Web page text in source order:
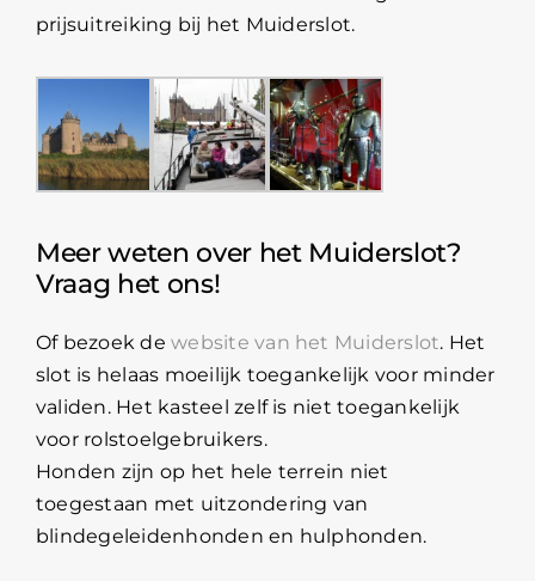
prijsuitreiking bij het Muiderslot.
Meer weten over het Muiderslot?
Vraag het ons!
Of bezoek dewebsite van het Muiderslot. Het
slot is helaas moeilijk toegankelijk voor minder
validen. Het kasteel zelf is niet toegankelijk
voor rolstoelgebruikers.
Honden zijn op het hele terrein niet
toegestaan met uitzondering van
blindegeleidenhonden en hulphonden.